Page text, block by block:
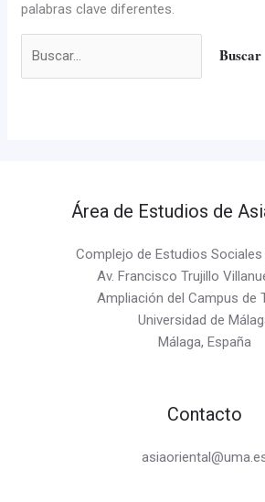
palabras clave diferentes.
Área de Estudios de
Complejo de Estudios Sociales
Av. Francisco Trujillo
Ampliación del Campus de
Universidad de
Málaga, España
Contacto